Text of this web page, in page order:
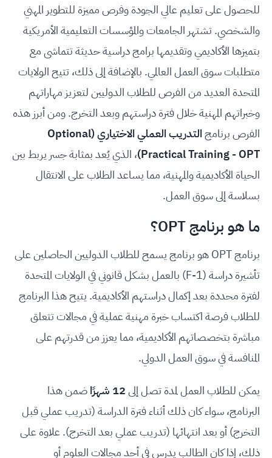
للحصول على تعليم عالي الجودة وفرص مميزة للتطوير المهني
والشخصي. تشتهر الجامعات والمؤسسات التعليمية الأمريكية
بتميزها الأكاديمي وتقديمها برامج دراسية حديثة تتماشى مع
متطلبات سوق العمل العالمي. بالإضافة إلى ذلك، تتيح الولايات
المتحدة العديد من الفرص للطلاب الدوليين لتعزيز مهاراتهم
وخبراتهم المهنية خلال فترة دراستهم وبعد التخرج. ومن أبرز هذه
الفرص برنامج
التدريب العملي الاختياري (Optional
Practical Training - OPT) ، الذي يُعد بمثابة جسر يربط بين
الحياة الأكاديمية والمهنية، مما يساعد الطلاب على الانتقال
بسلاسة إلى سوق العمل.
ما هو برنامج OPT؟
برنامج OPT هو برنامج يسمح للطلاب الدوليين الحاصلين على
تأشيرة دراسة (F-1) بالعمل بشكل قانوني في الولايات المتحدة
لفترة محددة بعد إكمال دراستهم الأكاديمية. يتيح هذا البرنامج
للطلاب فرصة اكتساب خبرة مهنية عملية في مجالات تتعلق
مباشرة بتخصصاتهم الأكاديمية، مما يعزز من قدرتهم على
المنافسة في سوق العمل الدولي.
يمكن للطلاب العمل لمدة تصل إلى12 شهرًا
ضمن هذا
البرنامج، سواء كان ذلك أثناء فترة الدراسة (تدريب عملي قبل
التخرج) أو بعد انتهائها (تدريب عملي بعد التخرج). علاوة على
ذلك، إذا كان الطالب يدرس في أحد مجالات العلوم أو